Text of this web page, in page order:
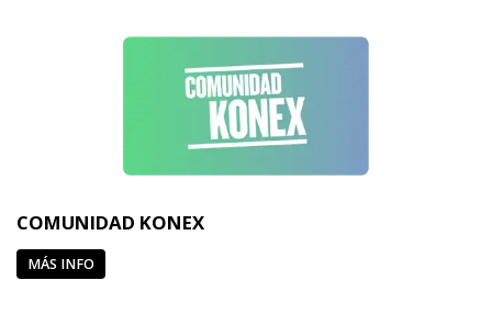
COMUNIDAD KONEX
MÁS INFO